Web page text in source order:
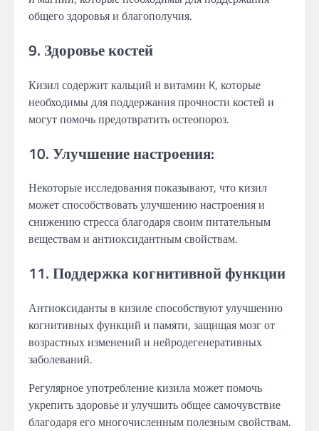
общего здоровья и благополучия.
9. Здоровье костей
Кизил содержит кальций и витамин K, которые
необходимы для поддержания прочности костей и
могут помочь предотвратить остеопороз.
10. Улучшение настроения:
Некоторые исследования показывают, что кизил
может способствовать улучшению настроения и
снижению стресса благодаря своим питательным
веществам и антиоксидантным свойствам.
11. Поддержка когнитивной функции
Антиоксиданты в кизиле способствуют улучшению
когнитивных функций и памяти, защищая мозг от
возрастных изменений и нейродегенеративных
заболеваний.
Регулярное употребление кизила может помочь
укрепить здоровье и улучшить общее самочувствие
благодаря его многочисленным полезным свойствам.